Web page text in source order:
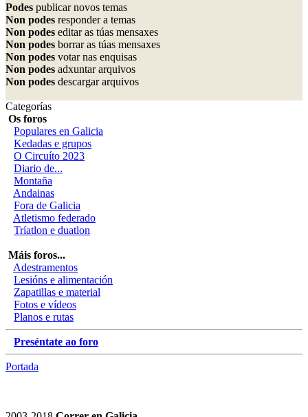
Podes publicar novos temas
Non podes responder a temas
Non podes editar as túas mensaxes
Non podes borrar as túas mensaxes
Non podes votar nas enquisas
Non podes adxuntar arquivos
Non podes descargar arquivos
Categorías
Os foros
Populares en Galicia
Kedadas e grupos
O Circuíto 2023
Diario de...
Montaña
Andainas
Fora de Galicia
Atletismo federado
Tríatlon e duatlon
Máis foros...
Adestramentos
Lesións e alimentación
Zapatillas e material
Fotos e vídeos
Planos e rutas
Preséntate ao foro
Portada